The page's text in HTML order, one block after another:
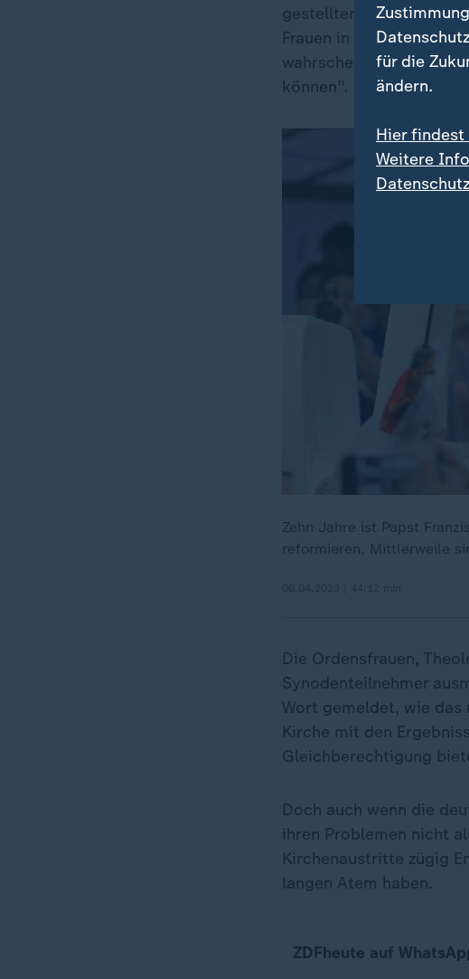
gestellten Weichen für
Frauen in vielen
wahrscheinlich nicht auf
können".
Zehn Jahre ist Papst
reformieren. Mittlerweile
Die Ordensfrauen,
Synodenteilnehmer
Wort gemeldet, wie das
Kirche mit den
Gleichberechtigung
Doch auch wenn die
ihren Problemen nicht
Kirchenaustritte zügig
langen Atem haben.
ZDFheute auf
für die
ändern.
Hier findest
Weitere